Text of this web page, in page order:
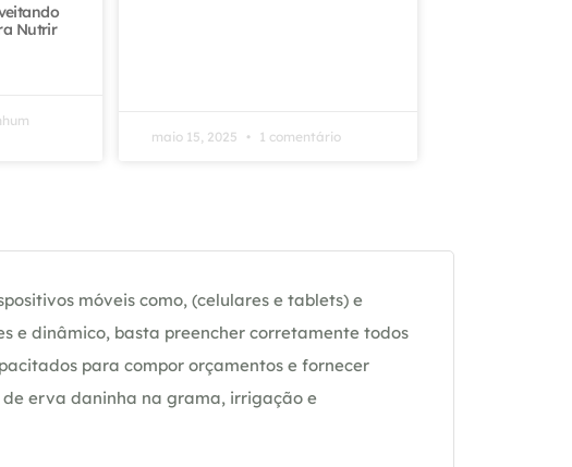
Nutrir
maio 15, 2025 1 comentário
móveis como, (celulares e tablets) e
e dinâmico, basta preencher corretamente todos
para compor orçamentos e fornecer
erva daninha na grama, irrigação e